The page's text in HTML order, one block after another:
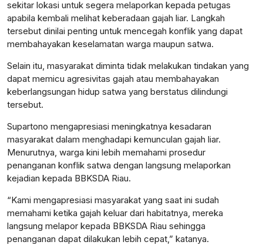
sekitar lokasi untuk segera melaporkan kepada petugas
apabila kembali melihat keberadaan gajah liar. Langkah
tersebut dinilai penting untuk mencegah konflik yang dapat
membahayakan keselamatan warga maupun satwa.
Selain itu, masyarakat diminta tidak melakukan tindakan yang
dapat memicu agresivitas gajah atau membahayakan
keberlangsungan hidup satwa yang berstatus dilindungi
tersebut.
Supartono mengapresiasi meningkatnya kesadaran
masyarakat dalam menghadapi kemunculan gajah liar.
Menurutnya, warga kini lebih memahami prosedur
penanganan konflik satwa dengan langsung melaporkan
kejadian kepada BBKSDA Riau.
“Kami mengapresiasi masyarakat yang saat ini sudah
memahami ketika gajah keluar dari habitatnya, mereka
langsung melapor kepada BBKSDA Riau sehingga
penanganan dapat dilakukan lebih cepat,” katanya.